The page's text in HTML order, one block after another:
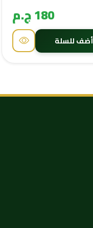
180 ج.م
أضف للسلة